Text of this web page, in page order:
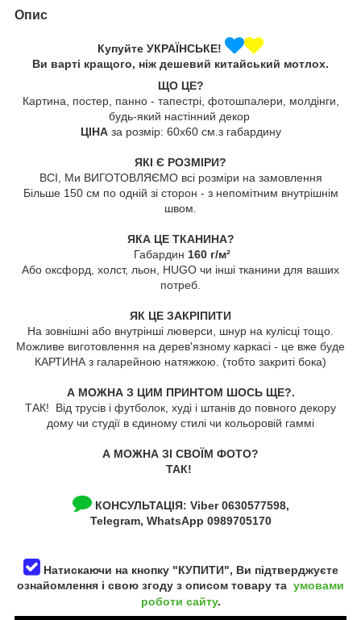
Опис
Купуйте УКРАЇНСЬКЕ!
Ви варті кращого, ніж дешевий китайський мотлох.
ЩО ЦЕ?
Картина, постер, панно - тапестрі, фотошпалери, молдінги,
будь-який настінний декор
ЦІНА за розмір: 60х60 см.з габардину
ЯКІ Є РОЗМІРИ?
ВСІ, Ми ВИГОТОВЛЯЄМО всі розміри на замовлення
Більше 150 см по одній зі сторон - з непомітним внутрішнім
швом.
ЯКА ЦЕ ТКАНИНА?
Габардин 160 г/м²
Або оксфорд, холст, льон, HUGO чи інші тканини для ваших
потреб.
ЯК ЦЕ ЗАКРІПИТИ
На зовнішні або внутрінші люверси, шнур на кулісці тощо.
Можливе виготовлення на дерев'язному каркасі - це вже буде
КАРТИНА з галарейною натяжкою. (тобто закриті бока)
А МОЖНА З ЦИМ ПРИНТОМ ШОСЬ ЩЕ?.
ТАК! Від трусів і футболок, худі і штанів до повного декору
дому чи студії в єдиному стилі чи кольоровій гаммі
А МОЖНА ЗІ СВОЇМ ФОТО?
ТАК!
КОНСУЛЬТАЦІЯ: Viber 0630577598,
Telegram, WhatsApp 0989705170
Натискаючи на кнопку "КУПИТИ", Ви підтверджуєте
ознайомлення і свою згоду з описом товару та умовами
роботи сайту.